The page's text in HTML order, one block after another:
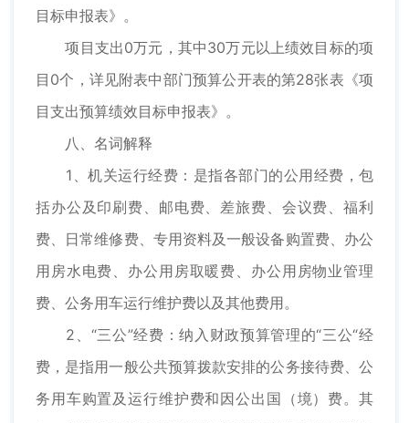
目标申报表》。
项目支出0万元，其中30万元以上绩效目标的项
目0个，详见附表中部门预算公开表的第28张表《项
目支出预算绩效目标申报表》。
八、名词解释
1、机关运行经费：是指各部门的公用经费，包
括办公及印刷费、邮电费、差旅费、会议费、福利
费、日常维修费、专用资料及一般设备购置费、办公
用房水电费、办公用房取暖费、办公用房物业管理
费、公务用车运行维护费以及其他费用。
2、“三公”经费：纳入财政预算管理的“三公“经
费，是指用一般公共预算拨款安排的公务接待费、公
务用车购置及运行维护费和因公出国（境）费。其